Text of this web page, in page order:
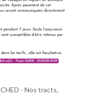
CHED - Nos tracts,